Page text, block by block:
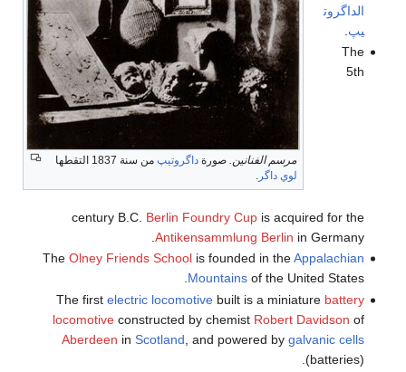
مرسم الفنانين. صورة داگروتيپ من سنة 1837 التقطها
لوي داگر .
الداگروت
يپ
The
5th
century B.C. Berlin Foundry Cupis acquired for the
Antikensammlung Berlin in Germany.
The Olney Friends Schoolis founded in theAppalachian
Mountainsof the United States.
The first electric locomotivebuilt is a miniature battery
locomotiveconstructed by chemist Robert Davidson of
Aberdeen in Scotland , and powered by galvanic cells
(batteries).